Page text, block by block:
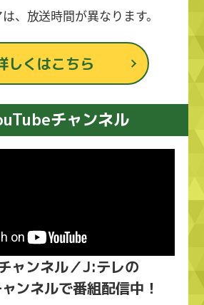
、放送時間が異なります。
しくはこちら
チャンネル
ャンネル／J:テレの
ンネルで番組配信中！